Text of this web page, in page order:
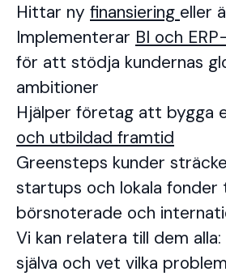
Hittar ny finansiering eller
Implementerar BI och
för att stödja kundernas
ambitioner
Hjälper företag att bygga
och utbildad framtid
Greensteps kunder
startups och lokala fonder
börsnoterade och
Vi kan relatera till dem
själva och vet vilka